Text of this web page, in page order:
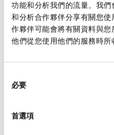
功能和分析我們的流量。我
和分析合作夥伴分享有關您
作夥伴可能會將有關資料與
他們從您使用他們的服務時所
必要
首選項
規格
審美規範
電氣規範（額定照明部分）
環境規範
機械規格